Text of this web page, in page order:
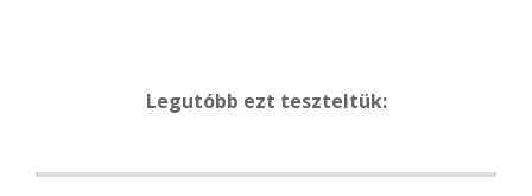
Legutóbb ezt teszteltük: